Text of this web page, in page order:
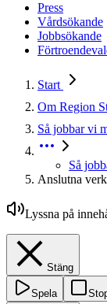
Press
Vårdsökande
Jobbsökande
Start
Om Region
Så jobbar vi
Så
Anslutna
Lyssna på
Stäng
Spela